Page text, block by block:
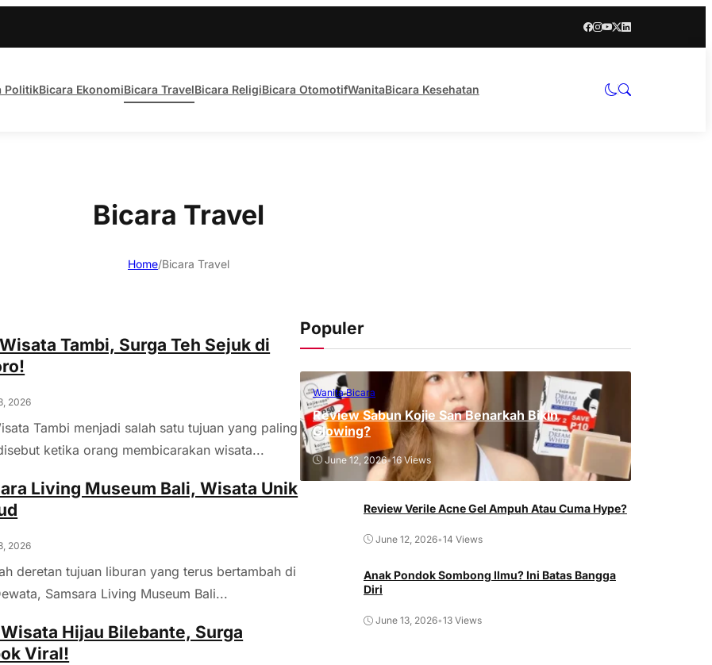
PolitikBicara EkonomiBicara TravelBicara ReligiBicara OtomotifWanitaBicara Kesehatan
Bicara Travel
Home/Bicara Travel
Tambi, Surga Teh Sejuk di
2026
Tambi menjadi salah satu tujuan yang paling
ketika orang membicarakan wisata...
Living Museum Bali, Wisata Unik
2026
deretan tujuan liburan yang terus bertambah di
Samsara Living Museum Bali...
Hijau Bilebante, Surga
Viral!
Populer
Wanita Bicara
Review Sabun Kojie San Benarkah Bikin
Glowing?
June 12, 2026•16 Views
Review Verile Acne Gel Ampuh Atau Cuma Hype?
June 12, 2026•14 Views
Anak Pondok Sombong Ilmu? Ini Batas Bangga
Diri
June 13, 2026•13 Views